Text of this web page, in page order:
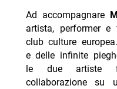
Ad accompagnare
artista, performer
club culture
e delle infinite
le due artiste
collaborazione su